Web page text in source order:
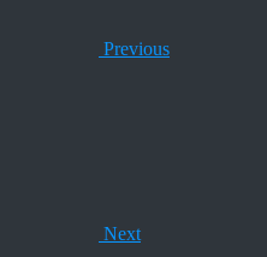
Previous
Next